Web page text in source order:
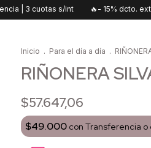
cuotas s/int 🔥- 15% dcto. extra por
Inicio . Para el día a día .
RIÑONERA
$57.647,06
$49.000 con Transferencia o